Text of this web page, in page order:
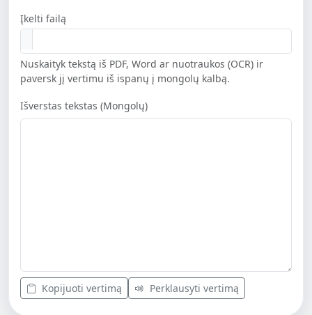
Įkelti failą
Nuskaityk tekstą iš PDF, Word ar nuotraukos (OCR) ir
paversk jį vertimu iš ispanų į mongolų kalbą.
Išverstas tekstas (Mongolų)
Kopijuoti vertimą Perklausyti vertimą